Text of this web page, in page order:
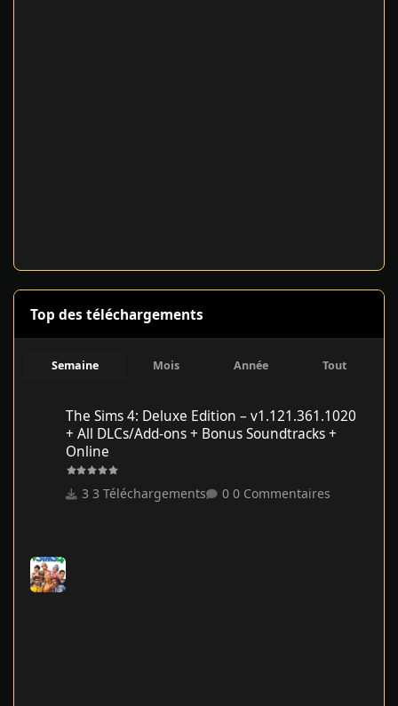
Top des téléchargements
Semaine Mois Année Tout
The Sims 4: Deluxe Edition – v1.121.361.1020
+ All DLCs/Add-ons + Bonus Soundtracks +
Online
3 Téléchargements 0 Commentaires